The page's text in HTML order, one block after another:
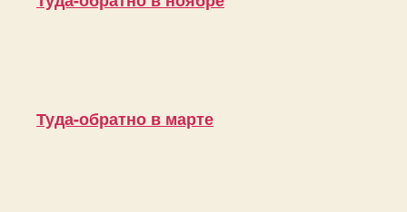
Туда-обратно в марте